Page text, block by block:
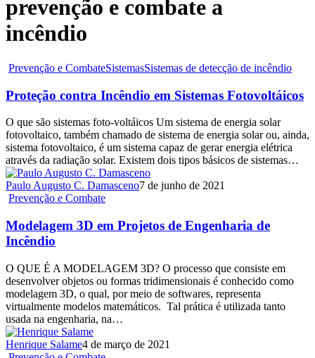
prevenção e combate a
incêndio
Prevenção e CombateSistemasSistemas de detecção de incêndio
Proteção contra Incêndio em Sistemas Fotovoltáicos
O que são sistemas foto-voltáicos Um sistema de energia solar
fotovoltaico, também chamado de sistema de energia solar ou, ainda,
sistema fotovoltaico, é um sistema capaz de gerar energia elétrica
através da radiação solar. Existem dois tipos básicos de sistemas…
Paulo Augusto C. Damasceno7 de junho de 2021
Prevenção e Combate
Modelagem 3D em Projetos de Engenharia de
Incêndio
O QUE É A MODELAGEM 3D? O processo que consiste em
desenvolver objetos ou formas tridimensionais é conhecido como
modelagem 3D, o qual, por meio de softwares, representa
virtualmente modelos matemáticos. Tal prática é utilizada tanto
usada na engenharia, na…
Henrique Salame4 de março de 2021